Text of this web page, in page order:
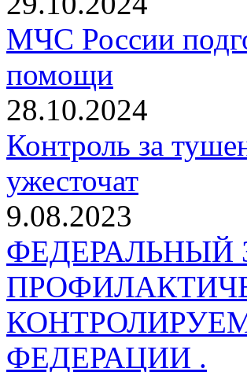
МЧС России
помощи
28.10.2024
Контроль за
ужесточат
9.08.2023
ФЕДЕРАЦИИ .